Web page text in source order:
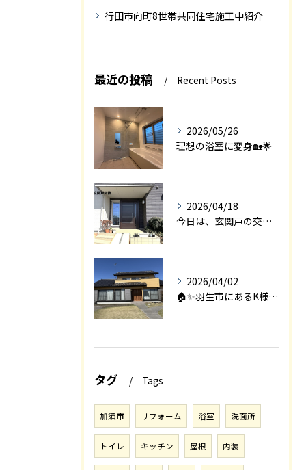
行田市向町8世帯共同住宅施工中紹介
最近の投稿 Recent Posts
2026/05/26
理想の浴室に変身🏡🌟
2026/04/18
今日は、玄関戸の交換工事をご紹介します🚪✨。
2026/04/02
🏠✨羽生市にあるK様邸は、2008年に㈱エアロックで新築され...
タグ Tags
加須市 リフォーム 浴室 洗面所
トイレ キッチン 屋根 内装